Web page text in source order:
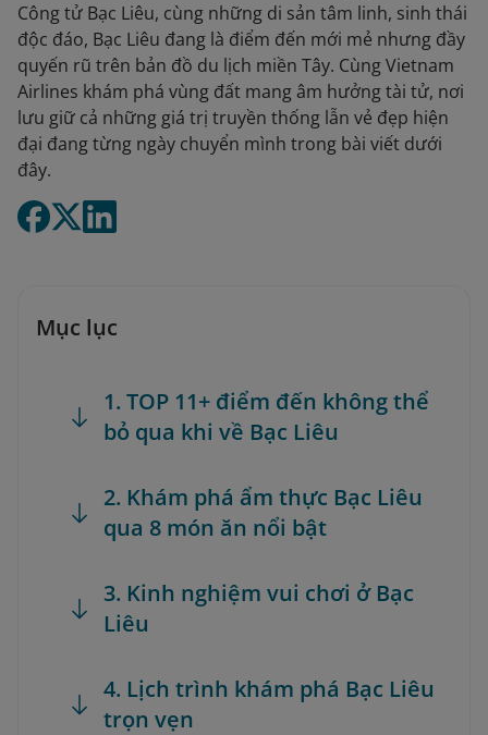
Công tử Bạc Liêu, cùng những di sản tâm linh, sinh thái
độc đáo, Bạc Liêu đang là điểm đến mới mẻ nhưng đầy
quyến rũ trên bản đồ du lịch miền Tây. Cùng Vietnam
Airlines khám phá vùng đất mang âm hưởng tài tử, nơi
lưu giữ cả những giá trị truyền thống lẫn vẻ đẹp hiện
đại đang từng ngày chuyển mình trong bài viết dưới
đây.
Mục lục
1. TOP 11+ điểm đến không thể
bỏ qua khi về Bạc Liêu
2. Khám phá ẩm thực Bạc Liêu
qua 8 món ăn nổi bật
3. Kinh nghiệm vui chơi ở Bạc
Liêu
4. Lịch trình khám phá Bạc Liêu
trọn vẹn